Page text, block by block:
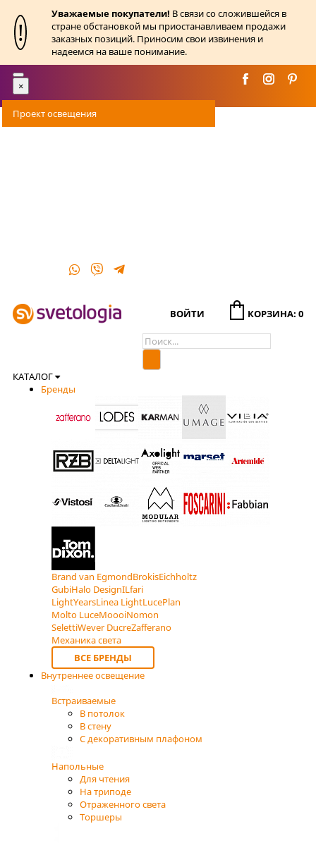
!
Уважаемые покупатели! В связи со сложившейся в
стране обстановкой мы приостанавливаем продажи
заказных позиций. Приносим свои извинения и
надеемся на ваше понимание.
Toggle
navigation
×
Проект освещения
ВОЙТИ КОРЗИНА: 0
КАТАЛОГ
Бренды
Brand van EgmondBrokisEichholtz
GubiHalo DesignILfari
LightYearsLinea LightLucePlan
Molto LuceMoooiNomon
SelettiWever DucreZafferano
Механика света
ВСЕ БРЕНДЫ
Внутреннее освещение
Встраиваемые
В потолок
В стену
С декоративным плафоном
Напольные
Для чтения
На триподе
Отраженного света
Торшеры